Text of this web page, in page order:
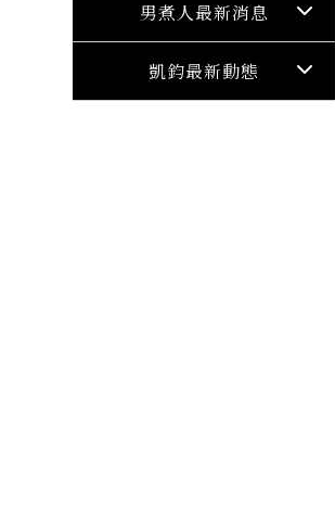
男煮人最新消息
凱鈞最新動態